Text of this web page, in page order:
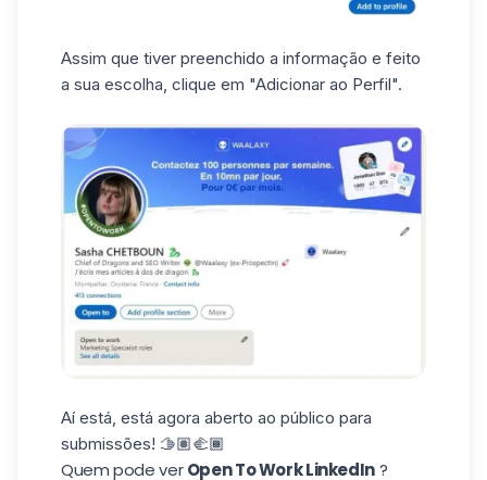
Assim que tiver preenchido a informação e feito
a sua escolha, clique em "Adicionar ao Perfil".
Aí está, está agora aberto ao público para
submissões! 🫱🏽🫲🏾
Quem pode verOpen To Work LinkedIn?